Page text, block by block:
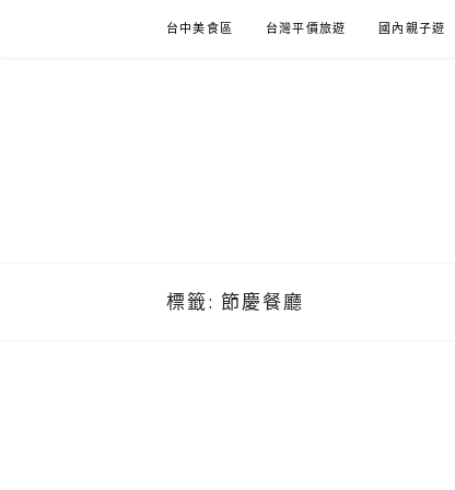
台中美食區 台灣平價旅遊 國內親子遊
標籤: 節慶餐廳